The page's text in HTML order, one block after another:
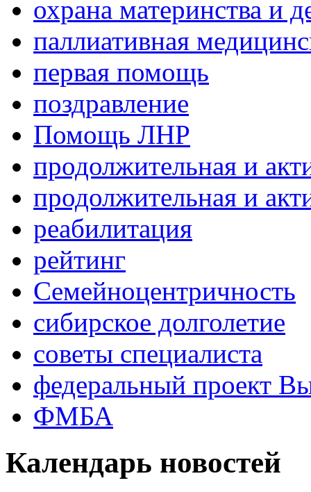
охрана материнства и
паллиативная
первая помощь
поздравление
Помощь ЛНР
продолжительная и
продолжительная и
реабилитация
рейтинг
Семейноцентричность
сибирское долголетие
советы специалиста
федеральный проект
ФМБА
Календарь новостей